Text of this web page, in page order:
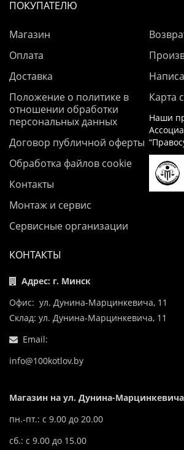
ПОКУПАТЕЛЮ
Магазин
Оплата
Доставка
Положение о политике в
отношении обработки
персональных данных
Договор публичной оферты
Обработка файлов cookie
Контакты
Монтаж и сервис
Сервисные организации
Карта
Наши
КОНТАКТЫ
Адрес: г. Минск
Офис: ул. Дунина-Марцинкевича, 11
Склад: ул. Дунина-Марцинкевича, 11
Email:
info@100kotlov.by
Магазин на ул. Дунина-
пн.-пт.: с 9.00 до 20.00
сб.: с 9.00 до 15.00